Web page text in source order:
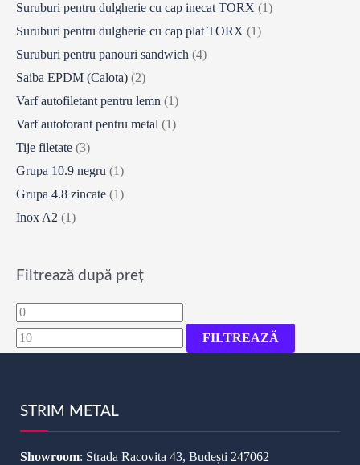
Suruburi pentru dulgherie cu cap inecat TORX (1)
Suruburi pentru dulgherie cu cap plat TORX (1)
Suruburi pentru panouri sandwich (4)
Saiba EPDM (Calota) (2)
Varf autofiletant pentru lemn (1)
Varf autoforant pentru metal (1)
Tije filetate (3)
Grupa 10.9 negru (1)
Grupa 4.8 zincate (1)
Inox A2 (1)
Filtrează după preț
Preț
minim
maximFILTREAZĂ
STRIM METAL
Showroom: Strada Racovita 43, Budești 247062